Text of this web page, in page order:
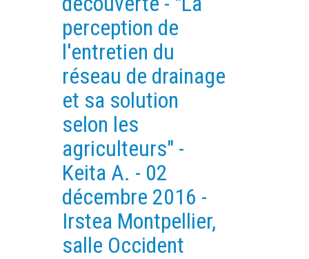
SCIENTIFIC FIELDS
RECRUITMENT
RESEARCH
GEOGRAPHIC LOCATIONS
CURRENT PROJECTS
COMPLETED PROJECTS
UMR NETWORKS
REGULAR SEMINARS
TRAINING COURSES
MASTER
perception de
l'entretien du
réseau de drainage
et sa solution
selon les
agriculteurs" -
Keita A. - 02
décembre 2016 -
Irstea Montpellier,
salle Occident